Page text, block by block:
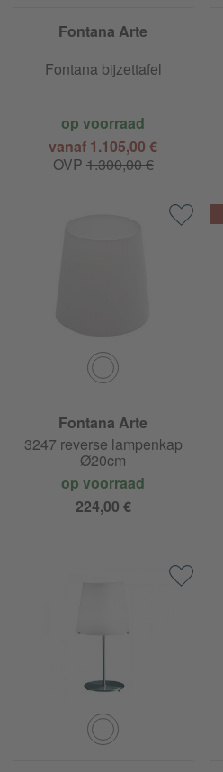
Fontana Arte
Fontana bijzettafel
op voorraad
vanaf 1.105,00 €
OVP 1.300,00 €
Fontana Arte
3247 reverse lampenkap
Ø20cm
op voorraad
224,00 €